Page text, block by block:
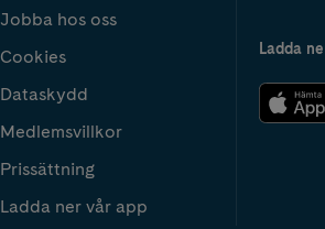
Jobba hos oss
Cookies
Dataskydd
Medlemsvillkor
Prissättning
Ladda ner vår app
Ladda